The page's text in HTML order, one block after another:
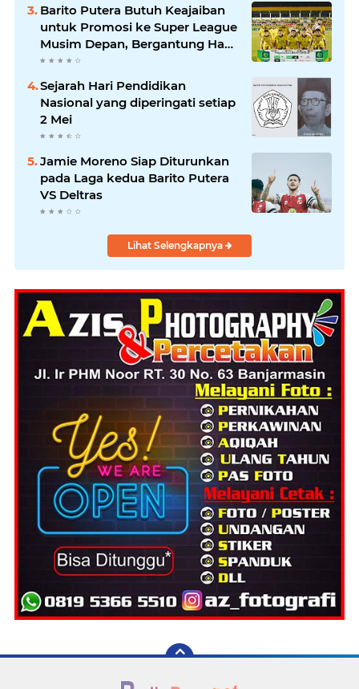
Barito Putera Butuh Keajaiban
untuk Promosi ke Super League
Musim Depan, Bergantung Hasil
PSS Sleman
Sejarah Hari Pendidikan
Nasional yang diperingati setiap
2 Mei
Jamie Moreno Siap Diturunkan
pada Laga kedua Barito Putera
VS Deltras
Lihat Selengkapnya